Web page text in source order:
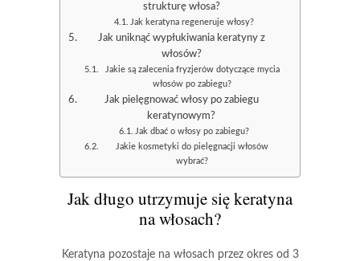
strukturę włosa?
Jak keratyna regeneruje włosy?
Jak uniknąć wypłukiwania keratyny z
włosów?
Jakie są zalecenia fryzjerów dotyczące mycia
włosów po zabiegu?
Jak pielęgnować włosy po zabiegu
keratynowym?
Jak dbać o włosy po zabiegu?
Jakie kosmetyki do pielęgnacji włosów
wybrać?
Jak długo utrzymuje się keratyna
na włosach?
Keratyna pozostaje na włosach przez okres od 3